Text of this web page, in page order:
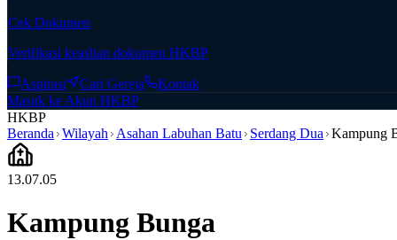
Cek Dokumen
Verifikasi keaslian dokumen HKBP
Aspirasi Cari Gereja
Kontak
Masuk ke Akun HKBP
HKBP
Beranda Wilayah Asahan Labuhan Batu Serdang Dua Kampung
13.07.05
Kampung Bunga